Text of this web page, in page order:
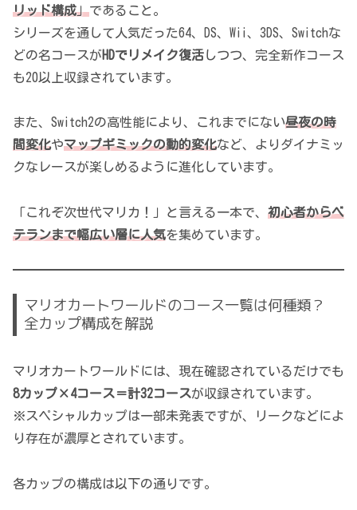
リッド構成」であること。
シリーズを通して人気だった64、DS、Wii、3DS、Switchな
どの名コースがHDでリメイク復活しつつ、完全新作コース
も20以上収録されています。
また、Switch2の高性能により、これまでにない昼夜の時
間変化やマップギミックの動的変化など、よりダイナミッ
クなレースが楽しめるように進化しています。
「これぞ次世代マリカ！」と言える一本で、 初心者からベ
テランまで幅広い層に人気を集めています。
マリオカートワールドのコース一覧は何種類？
全カップ構成を解説
マリオカートワールドには、現在確認されているだけでも
8カップ×4コース＝計32コースが収録されています。
※スペシャルカップは一部未発表ですが、リークなどによ
り存在が濃厚とされています。
各カップの構成は以下の通りです。